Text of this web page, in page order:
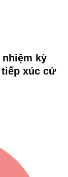
kỳ
tiếp xúc cử